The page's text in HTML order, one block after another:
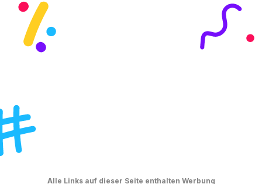
Alle Links auf dieser Seite enthalten Werbung